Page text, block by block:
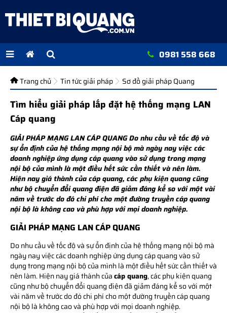
0981 558 668
Trang chủ Tin tức giải pháp Sơ đồ giải pháp Quang
Tìm hiểu giải pháp lắp đặt hệ thống mạng LAN
Cáp quang
GIẢI PHÁP MẠNG LAN CÁP QUANG Do nhu cầu về tốc độ và
sự ổn định của hệ thống mạng nội bộ mà ngày nay việc các
doanh nghiệp ứng dụng cáp quang vào sử dụng trong mạng
nội bộ của mình là một điều hết sức cần thiết và nên làm.
Hiện nay giá thành của cáp quang, các phụ kiện quang cũng
như bộ chuyển đổi quang điện đã giảm đáng kể so với một vài
năm về trước do đó chi phí cho một đường truyền cáp quang
nội bộ là không cao và phù hợp với mọi doanh nghiệp.
GIẢI PHÁP MẠNG LAN CÁP QUANG
Do nhu cầu về tốc độ và sự ổn định của hệ thống mạng nội bộ mà
ngày nay việc các doanh nghiệp ứng dụng cáp quang vào sử
dụng trong mạng nội bộ của mình là một điều hết sức cần thiết và
nên làm. Hiện nay giá thành củacáp quang, các phụ kiện quang
cũng như bộ chuyển đổi quang điện đã giảm đáng kể so với một
vài năm về trước do đó chi phí cho một đường truyền cáp quang
nội bộ là không cao và phù hợp với mọi doanh nghiệp.